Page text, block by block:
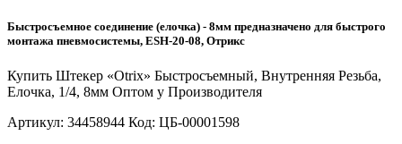
Быстросъемное соединение (елочка) - 8мм предназначено для быстрого
монтажа пневмосистемы, ESH-20-08, Отрикс
Купить Штекер «Otrix» Быстросъемный, Внутренняя Резьба,
Елочка, 1/4, 8мм Оптом у Производителя
Артикул: 34458944 Код: ЦБ-00001598